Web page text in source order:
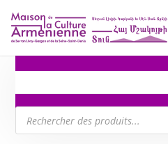
Recherche
de
produits